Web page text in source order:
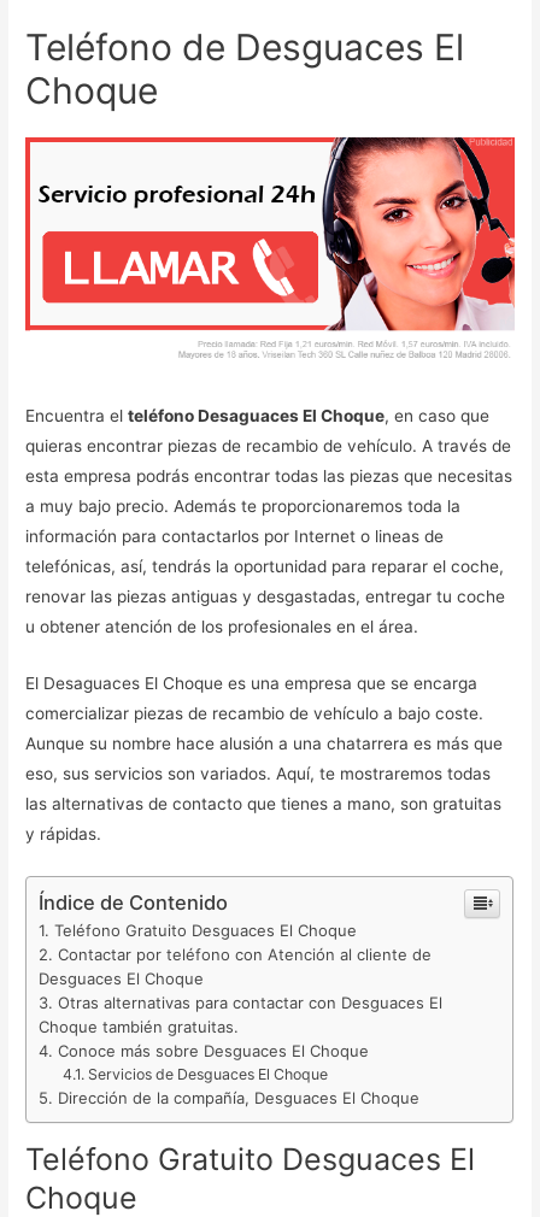
Teléfono de Desguaces El
Choque
Encuentra elteléfono Desaguaces El Choque, en caso que
quieras encontrar piezas de recambio de vehículo. A través de
esta empresa podrás encontrar todas las piezas que necesitas
a muy bajo precio. Además te proporcionaremos toda la
información para contactarlos por Internet o lineas de
telefónicas, así, tendrás la oportunidad para reparar el coche,
renovar las piezas antiguas y desgastadas, entregar tu coche
u obtener atención de los profesionales en el área.
El Desaguaces El Choque es una empresa que se encarga
comercializar piezas de recambio de vehículo a bajo coste.
Aunque su nombre hace alusión a una chatarrera es más que
eso, sus servicios son variados. Aquí, te mostraremos todas
las alternativas de contacto que tienes a mano, son gratuitas
y rápidas.
Índice de Contenido
Teléfono Gratuito Desguaces El Choque
Contactar por teléfono con Atención al cliente de
Desguaces El Choque
Otras alternativas para contactar con Desguaces El
Choque también gratuitas.
Conoce más sobre Desguaces El Choque
Servicios de Desguaces El Choque
Dirección de la compañía, Desguaces El Choque
Teléfono Gratuito Desguaces El
Choque